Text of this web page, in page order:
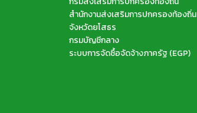
สำนักงานส่งเสริมการปกครองท้องถิ่น
จังหวัดยโสธร
กรมบัญชีกลาง
ระบบการจัดซื้อจัดจ้างภาครัฐ (EGP)